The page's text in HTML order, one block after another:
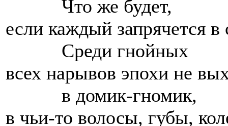
Что же будет,
если каждый запрячется
Среди гнойных
всех нарывов эпохи не
в домик-гномик,
в чьи-то волосы, губы,